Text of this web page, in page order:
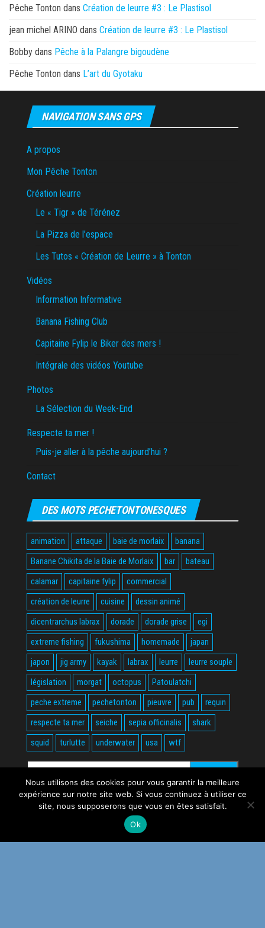
Pêche Tonton dans Création de leurre #3 : Le Plastisol
jean michel ARINO dans Création de leurre #3 : Le Plastisol
Bobby dans Pêche à la Palangre bigoudène
Pêche Tonton dans L’art du Gyotaku
NAVIGATION SANS GPS
A propos
Mon Pêche Tonton
Création leurre
Le « Tigr » de Térénez
La Pizza de l’espace
Les Tutos « Création de Leurre » à Tonton
Vidéos
Information Informative
Banana Fishing Club
Capitaine Fylip le Biker des mers !
Intégrale des vidéos Youtube
Photos
La Sélection du Week-End
Respecte ta mer !
Puis-je aller à la pêche aujourd’hui ?
Contact
DES MOTS PECHETONTONESQUES
animation attaque baie de morlaix
banana
Banane Chikita de la Baie de Morlaix
bar
bateau
calamar
capitaine fylip
commercial
création de leurre
cuisine
dessin animé
dicentrarchus labrax
dorade dorade grise
egi
extreme fishing
fukushima homemade
japan
japon
jig army kayak labrax leurre
leurre souple
législation
morgat octopus
Patoulatchi
peche extreme
pechetonton pieuvre pub
requin
respecte ta mer
seiche sepia officinalis
shark
squid
turlutte underwater usa wtf
Rechercher :
WordPress
Nous utilisons des cookies pour vous garantir la meilleure
expérience sur notre site web. Si vous continuez à utiliser ce
site, nous supposerons que vous en êtes satisfait.
Ok